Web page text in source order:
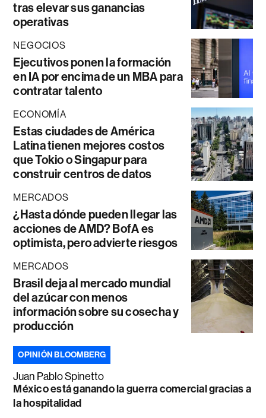
tras elevar sus ganancias
operativas
NEGOCIOS
Ejecutivos ponen la formación
en IA por encima de un MBA para
contratar talento
ECONOMÍA
Estas ciudades de América
Latina tienen mejores costos
que Tokio o Singapur para
construir centros de datos
MERCADOS
¿Hasta dónde pueden llegar las
acciones de AMD? BofA es
optimista, pero advierte riesgos
MERCADOS
Brasil deja al mercado mundial
del azúcar con menos
información sobre su cosecha y
producción
OPINIÓN BLOOMBERG
Juan Pablo Spinetto
México está ganando la guerra comercial gracias a
la hospitalidad